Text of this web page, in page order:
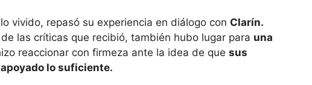
vivido, repasó su experiencia en diálogo con Clarín.
las críticas que recibió, también hubo lugar para una
reaccionar con firmeza ante la idea de que sus
lo suficiente.